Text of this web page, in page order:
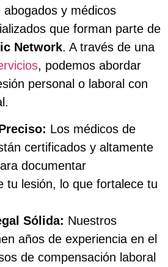
y médicos
que forman parte de
Network. A través de una
, podemos abordar
personal o laboral con
Los médicos de
certificados y altamente
documentar
tu lesión, lo que fortalece tu
Sólida: Nuestros
años de experiencia en el
de compensación laboral